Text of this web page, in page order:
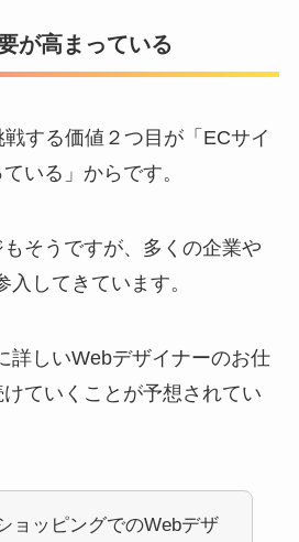
が高まっている
する価値２つ目が「ECサイ
いる」からです。
そうですが、多くの企業や
してきています。
詳しいWebデザイナーのお仕
ていくことが予想されてい
ョッピングでのWebデザ